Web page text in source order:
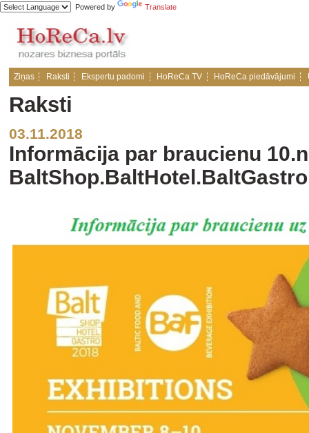
Powered by Translate
Ziņas Raksti Ekspertu padomi HoReCa TV HoReCa piedāvājumi
Raksti
03.11.2018
Informācija par braucienu